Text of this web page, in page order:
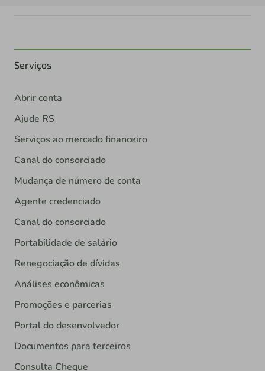
Serviços
Abrir conta
Ajude RS
Serviços ao mercado financeiro
Canal do consorciado
Mudança de número de conta
Agente credenciado
Canal do consorciado
Portabilidade de salário
Renegociação de dívidas
Análises econômicas
Promoções e parcerias
Portal do desenvolvedor
Documentos para terceiros
Consulta Cheque